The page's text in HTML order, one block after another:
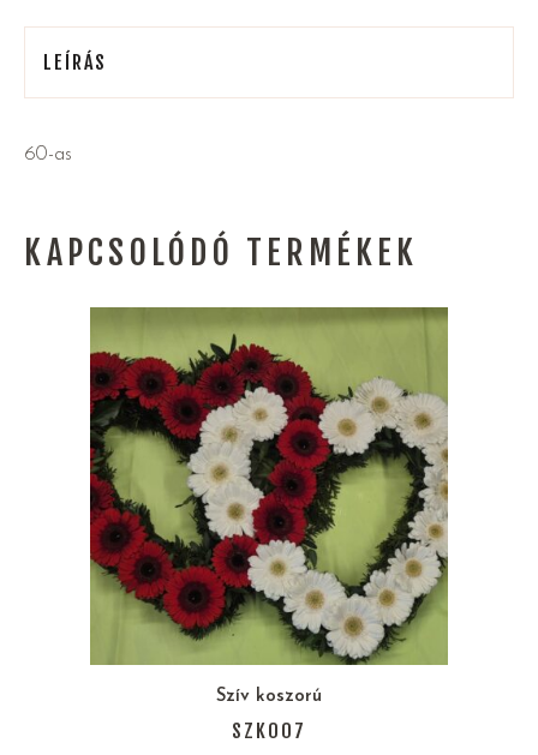
LEÍRÁS
60-as
KAPCSOLÓDÓ TERMÉKEK
Szív koszorú
SZK007